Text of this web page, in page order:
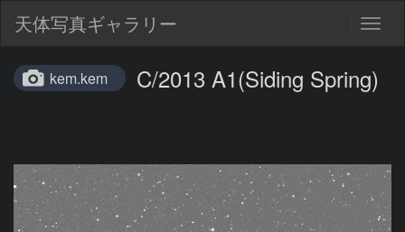
天体写真ギャラリー
kem.kem C/2013 A1(Siding Spring)